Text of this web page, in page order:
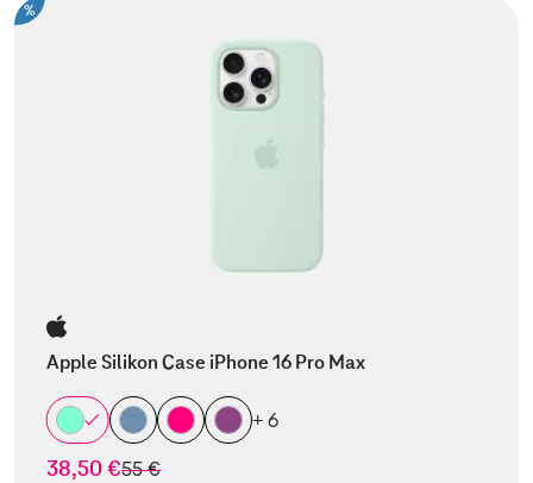
%
Apple Silikon Case iPhone 16 Pro Max
+ 6
38,50 €statt
55 €